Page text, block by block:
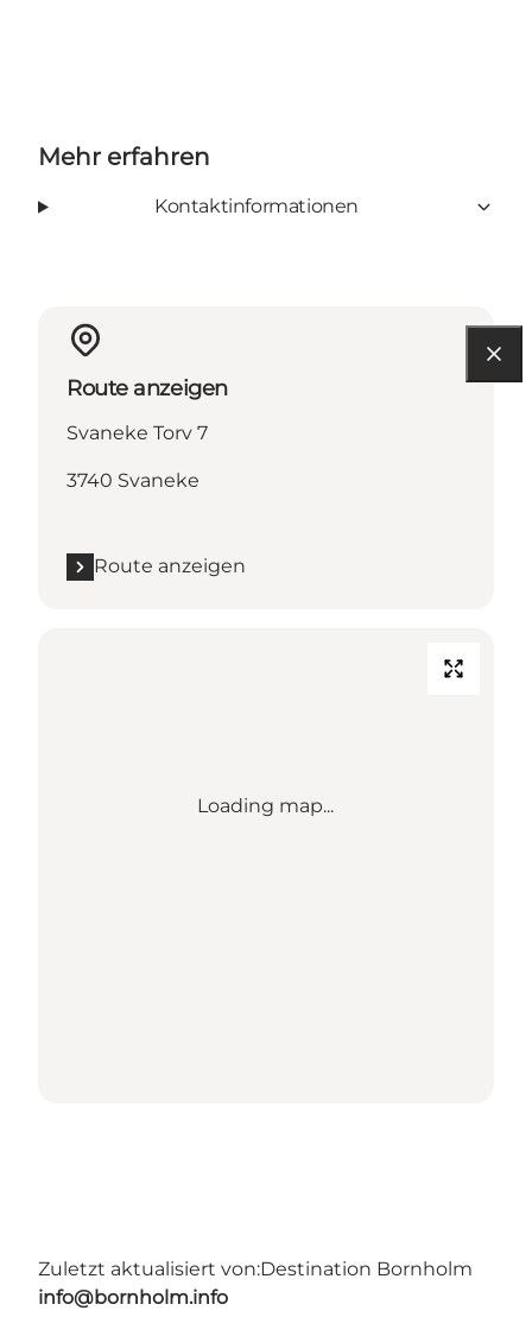
Mehr erfahren
Kontaktinformationen
Route anzeigen
Svaneke Torv 7
3740 Svaneke
Route anzeigen
Loading map...
Zuletzt aktualisiert von:Destination Bornholm
info@bornholm.info